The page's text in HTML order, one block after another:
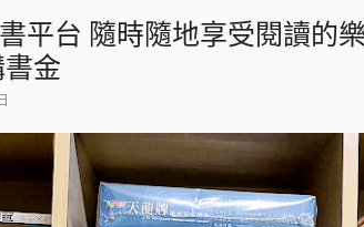
的 XBOX和掌機設計的 FireCuda X1070
影機在這裡，100%全無線設計 SpotCam
超持久 MSI 微星 Prestige 14 AI+ D3MG-
耐用 AI 街拍機~ realme 16 Pro 開箱評價~ 2
技 Galaxy S26 Ultra系列保護貼怎麼選？
錶搞定大小事 Xiaomi Watch 5 開箱 評測
人一眼就愛上 LENOVO 聯想 Yoga Book 9 14
平台 隨時隨地享受閱讀的
金